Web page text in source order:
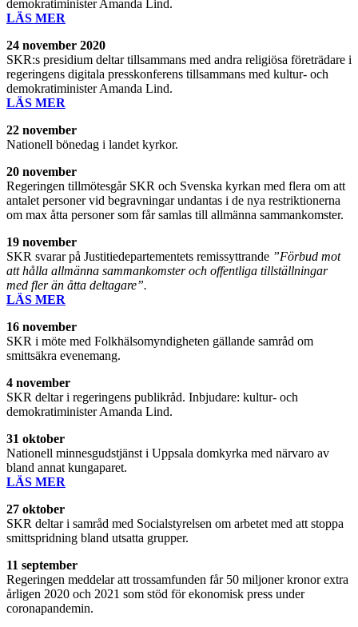
demokratiminister Amanda Lind.
LÄS MER
24 november 2020
SKR:s presidium deltar tillsammans med andra religiösa företrädare i
regeringens digitala presskonferens tillsammans med kultur- och
demokratiminister Amanda Lind.
LÄS MER
22 november
Nationell bönedag i landet kyrkor.
20 november
Regeringen tillmötesgår SKR och Svenska kyrkan med flera om att
antalet personer vid begravningar undantas i de nya restriktionerna
om max åtta personer som får samlas till allmänna sammankomster.
19 november
SKR svarar på Justitiedepartementets remissyttrande ”Förbud mot
att hålla allmänna sammankomster och offentliga tillställningar
med fler än åtta deltagare”.
LÄS MER
16 november
SKR i möte med Folkhälsomyndigheten gällande samråd om
smittsäkra evenemang.
4 november
SKR deltar i regeringens publikråd. Inbjudare: kultur- och
demokratiminister Amanda Lind.
31 oktober
Nationell minnesgudstjänst i Uppsala domkyrka med närvaro av
bland annat kungaparet.
LÄS MER
27 oktober
SKR deltar i samråd med Socialstyrelsen om arbetet med att stoppa
smittspridning bland utsatta grupper.
11 september
Regeringen meddelar att trossamfunden får 50 miljoner kronor extra
årligen 2020 och 2021 som stöd för ekonomisk press under
coronapandemin.